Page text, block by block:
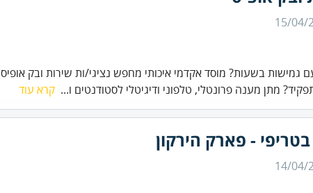
15/04/
בשעות? מוסד אקדמי איכותי מחפש נציגי/ות שירות ובק אופיס
מתן מענה פרונטלי, טלפוני ודיגיטלי לסטודנטים ו... קרא עוד
- פארק הירקון
14/04/